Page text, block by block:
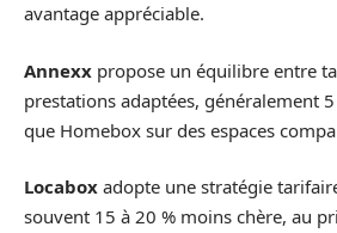
avantage appréciable.
Annexx propose un équilibre entre
prestations adaptées, généralement
que Homebox sur des espaces
Locabox adopte une stratégie
souvent 15 à 20 % moins chère, au